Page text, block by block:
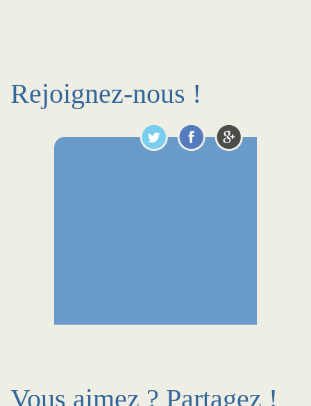
Rejoignez-nous !
Vous aimez ? Partagez !